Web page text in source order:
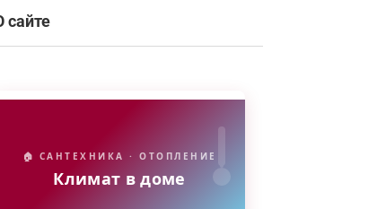
сайте
🏠 САНТЕХНИКА · ОТОПЛЕНИЕ
Климат в доме